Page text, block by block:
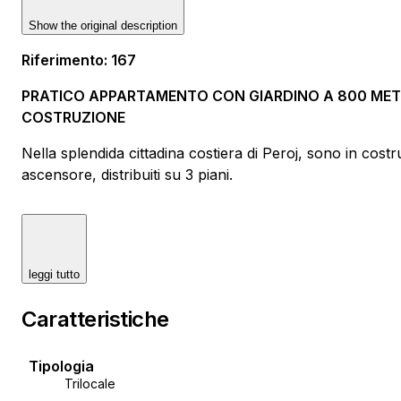
Show the original description
Riferimento: 167
PRATICO APPARTAMENTO CON GIARDINO A 800
COSTRUZIONE
Nella splendida cittadina costiera di Peroj, sono in
ascensore, distribuiti su 3 piani.
Design moderno, materiali sostenibili e soluzioni ad
Questo appartamento si trova al piano terra
può essere arredata a piacimento con la possibilità di
Nella costruzione verranno utilizzati materiali
leggi tutto
Caratteristiche
Tipologia
Trilocale